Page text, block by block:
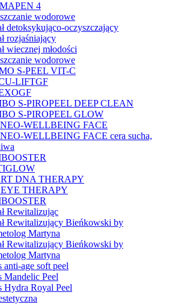
4
wodorowe
detoksykująco-oczyszczający
rozjaśniający
wiecznej młodości
wodorowe
S-PEEL VIT-C
LIFTGF
S-PIROPEEL DEEP CLEAN
S-PIROPEEL GLOW
WELLBEING FACE
WELLBEING FACE cera sucha,
DNA THERAPY
THERAPY
Rewitalizując
Rewitalizujący Bieńkowski by
Martyna
Rewitalizujący Bieńkowski by
Martyna
anti-age soft peel
Mandelic Peel
Hydra Royal Peel